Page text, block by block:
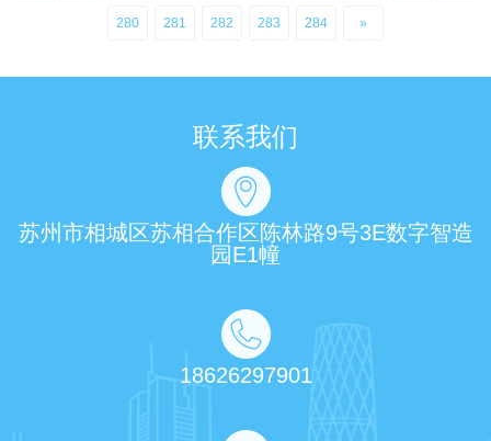
280 281 282 283 284 »
联系我们
苏州市相城区苏相合作区陈林路9号3E数字智造
园E1幢
18626297901